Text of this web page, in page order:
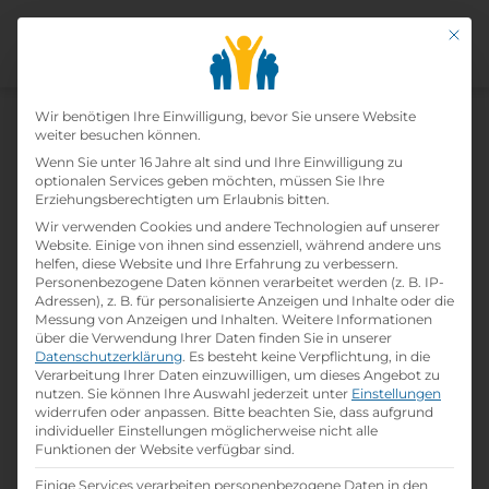
Lehre Einzelhandel (m/w/d) -
Ab Herbst 2026
Home»Offene Lehrstellen» Lehre Einzelhandel
(m/w/d) - ab Herbst 2026
Details zur Lehrstelle
Referenznummer: 1ph2s4
folderBranche:
Handel / Logistik / Verkauf
Mit
Datenschutz-
Wir benötigen Ihre Einwilligung, bevor Sie unsere Website
weiter besuchen können.
Wenn Sie unter 16 Jahre alt sind und Ihre Einwilligung zu
optionalen Services geben möchten, müssen Sie Ihre
Erziehungsberechtigten um Erlaubnis bitten.
Wir verwenden Cookies und andere Technologien auf unserer
Website. Einige von ihnen sind essenziell, während andere uns
helfen, diese Website und Ihre Erfahrung zu verbessern.
Personenbezogene Daten können verarbeitet werden (z. B. IP-
Adressen), z. B. für personalisierte Anzeigen und Inhalte oder die
Messung von Anzeigen und Inhalten. Weitere Informationen
über die Verwendung Ihrer Daten finden Sie in unserer
Datenschutzerklärung. Es besteht keine Verpflichtung, in die
Verarbeitung Ihrer Daten einzuwilligen, um dieses Angebot zu
nutzen. Sie können Ihre Auswahl jederzeit unter Einstellungen
widerrufen oder anpassen. Bitte beachten Sie, dass aufgrund
individueller Einstellungen möglicherweise nicht alle
Funktionen der Website verfügbar sind.
Einige Services verarbeiten personenbezogene Daten in den